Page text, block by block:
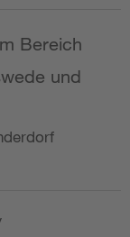
Bereich
und